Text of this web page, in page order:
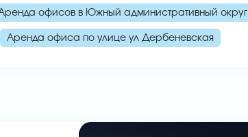
офисов в Южный административный округ
Аренда офиса по улице ул Дербеневская